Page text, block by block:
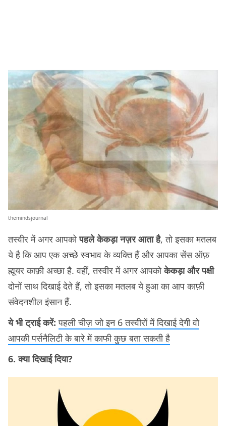
themindsjournal
तस्वीर में अगर आपकोपहले केकड़ा नज़र आता है, तो इसका मतलब
ये है कि आप एक अच्छे स्वभाव के व्यक्ति हैं और आपका सेंस ऑफ़
ह्मूयर काफ़ी अच्छा है. वहीं, तस्वीर में अगर आपकोकेकड़ा और पक्षी
दोनों साथ दिखाई देते हैं, तो इसका मतलब ये हुआ का आप काफ़ी
संवेदनशील इंसान हैं.
ये भी ट्राई करें:पहली चीज़ जो इन 6 तस्वीरों में दिखाई देगी वो
आपकी पर्सनैलिटी के बारे में काफी कुछ बता सकती है
6. क्या दिखाई दिया?